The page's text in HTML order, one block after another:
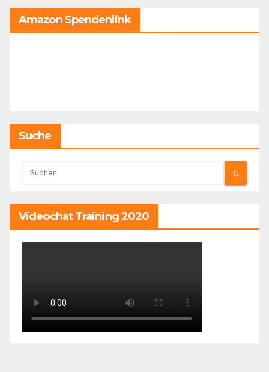
Amazon Spendenlink
Suche
Videochat Training 2020